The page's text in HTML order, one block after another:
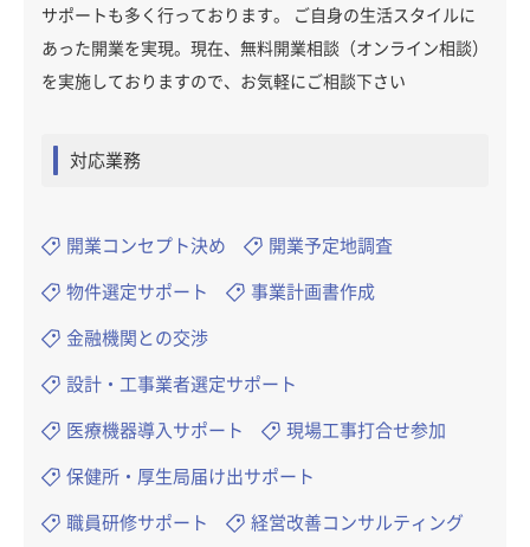
サポートも多く行っております。 ご自身の生活スタイルに
あった開業を実現。現在、無料開業相談（オンライン相談）
を実施しておりますので、お気軽にご相談下さい
対応業務
開業コンセプト決め 開業予定地調査
物件選定サポート 事業計画書作成
金融機関との交渉
設計・工事業者選定サポート
医療機器導入サポート 現場工事打合せ参加
保健所・厚生局届け出サポート
職員研修サポート 経営改善コンサルティング